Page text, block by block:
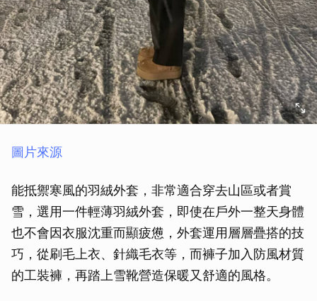
圖片來源
能抵禦寒風的羽絨外套，非常適合穿去山區或者賞
雪，選用一件輕薄羽絨外套，即使在戶外一整天身體
也不會因衣服沈重而顯疲憊，外套運用層層疊搭的技
巧，從刷毛上衣、針織毛衣等，而褲子加入防風材質
的工裝褲，再踏上雪靴營造保暖又舒適的風格。